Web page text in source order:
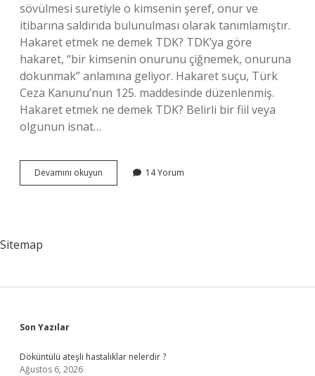
sövülmesi suretiyle o kimsenin şeref, onur ve
itibarına saldırıda bulunulması olarak tanımlamıştır.
Hakaret etmek ne demek TDK? TDK’ya göre
hakaret, “bir kimsenin onurunu çiğnemek, onuruna
dokunmak” anlamına geliyor. Hakaret suçu, Türk
Ceza Kanunu’nun 125. maddesinde düzenlenmiş.
Hakaret etmek ne demek TDK? Belirli bir fiil veya
olgunun isnat…
Devamını okuyun Hakaret
Etmek
14 Yorum
Sitemap
Sidebar
Son Yazılar
Döküntülü ateşli hastalıklar nelerdir ?
Ağustos 6, 2026